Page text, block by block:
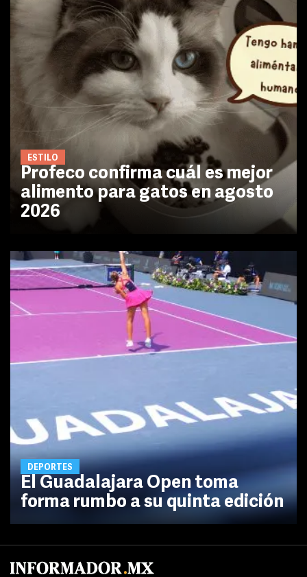
ESTILO
Profeco confirma cuál es mejor
alimento para gatos en agosto
2026
DEPORTES
El Guadalajara Open toma
forma rumbo a su quinta edición